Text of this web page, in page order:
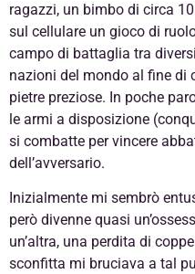
ragazzi, un bimbo di circa
sul cellulare un gioco di
campo di battaglia tra
nazioni del mondo al fine di
pietre preziose. In poche
le armi a disposizione
si combatte per vincere
dell’avversario.
Inizialmente mi sembrò
però divenne quasi
un’altra, una perdita di
sconfitta mi bruciava a tal